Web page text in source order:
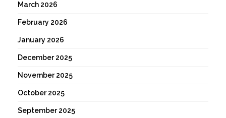
March 2026
February 2026
January 2026
December 2025
November 2025
October 2025
September 2025